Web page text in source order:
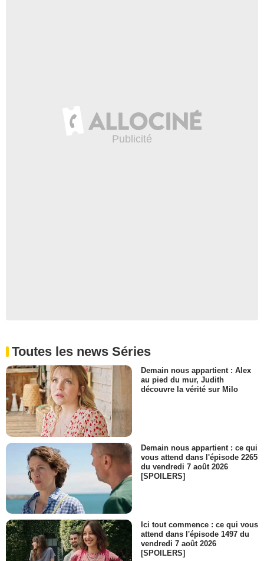
Toutes les news Séries
Demain nous appartient : Alex
au pied du mur, Judith
découvre la vérité sur Milo
Demain nous appartient : ce qui
vous attend dans l'épisode 2265
du vendredi 7 août 2026
[SPOILERS]
Ici tout commence : ce qui vous
attend dans l'épisode 1497 du
vendredi 7 août 2026
[SPOILERS]